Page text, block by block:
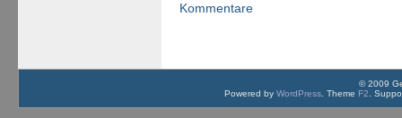
Kommentare
© 2009
Powered by WordPress . Theme F2